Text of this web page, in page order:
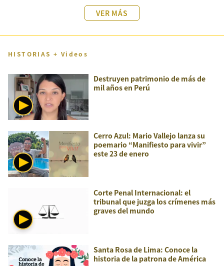
VER MÁS
HISTORIAS + Videos
Destruyen patrimonio de más de
mil años en Perú
Cerro Azul: Mario Vallejo lanza su
poemario “Manifiesto para vivir”
este 23 de enero
Corte Penal Internacional: el
tribunal que juzga los crímenes más
graves del mundo
Santa Rosa de Lima: Conoce la
historia de la patrona de América